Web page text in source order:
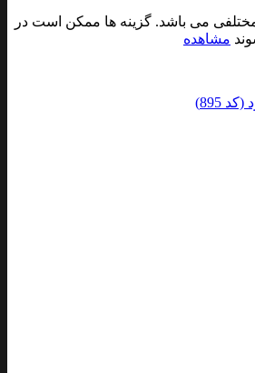
می باشد. گزینه ها ممکن است در
مشاهده
895)